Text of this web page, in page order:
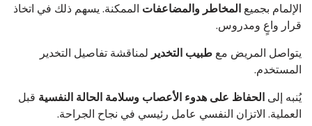
الإلمام بجميع المخاطر والمضاعفات الممكنة. يسهم ذلك في اتخاذ
قرار واعٍ ومدروس.
يتواصل المريض مع طبيب التخدير لمناقشة تفاصيل التخدير
المستخدم.
يُنبه إلى الحفاظ على هدوء الأعصاب وسلامة الحالة النفسية قبل
العملية. الاتزان النفسي عامل رئيسي في نجاح الجراحة.